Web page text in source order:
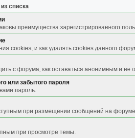
списка
преимущества зарегистрированного
cookies, и как удалять cookies данного
с форума, как оставаться анонимным и
или забытого пароля
пароль.
при размещении сообщений на
при просмотре темы.